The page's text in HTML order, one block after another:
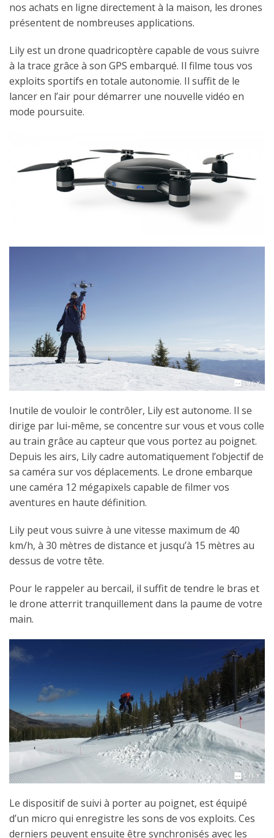
nos achats en ligne directement à la maison, les drones
présentent de nombreuses applications.
Lily est un drone quadricoptère capable de vous suivre
à la trace grâce à son GPS embarqué. Il filme tous vos
exploits sportifs en totale autonomie. Il suffit de le
lancer en l’air pour démarrer une nouvelle vidéo en
mode poursuite.
Inutile de vouloir le contrôler, Lily est autonome. Il se
dirige par lui-même, se concentre sur vous et vous colle
au train grâce au capteur que vous portez au poignet.
Depuis les airs, Lily cadre automatiquement l’objectif de
sa caméra sur vos déplacements. Le drone embarque
une caméra 12 mégapixels capable de filmer vos
aventures en haute définition.
Lily peut vous suivre à une vitesse maximum de 40
km/h, à 30 mètres de distance et jusqu’à 15 mètres au
dessus de votre tête.
Pour le rappeler au bercail, il suffit de tendre le bras et
le drone atterrit tranquillement dans la paume de votre
main.
Le dispositif de suivi à porter au poignet, est équipé
d’un micro qui enregistre les sons de vos exploits. Ces
derniers peuvent ensuite être synchronisés avec les